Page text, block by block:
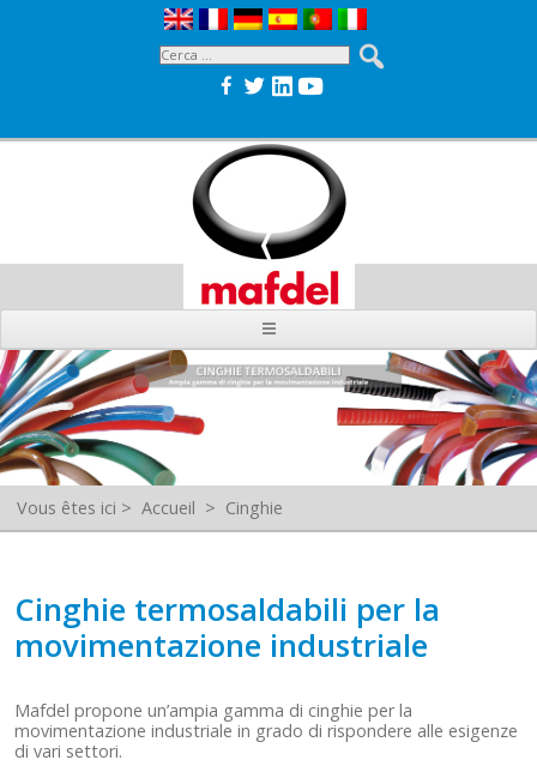
Vous êtes ici > Accueil > Cinghie
Cinghie termosaldabili per la
movimentazione industriale
Mafdel propone un’ampia gamma di cinghie per la
movimentazione industriale in grado di rispondere alle esigenze
di vari settori.